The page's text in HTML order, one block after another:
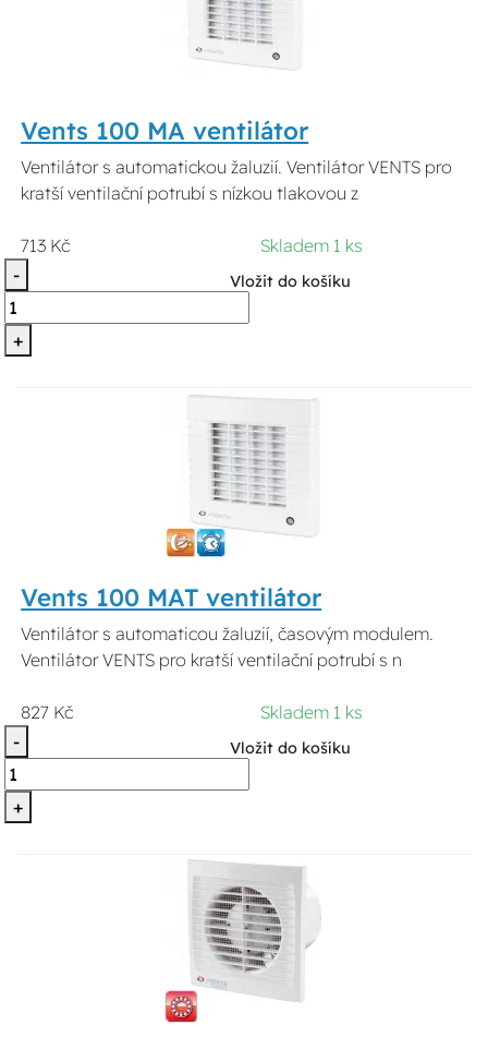
Vents 100 MA ventilátor
Ventilátor s automatickou žaluzií. Ventilátor VENTS pro
kratší ventilační potrubí s nízkou tlakovou z
713 Kč
Skladem 1 ks
-
+
Vložit do košíku
Vents 100 MAT ventilátor
Ventilátor s automaticou žaluzií, časovým modulem.
Ventilátor VENTS pro kratší ventilační potrubí s n
827 Kč
Skladem 1 ks
-
+
Vložit do košíku